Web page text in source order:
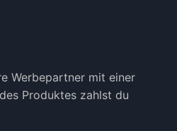
Werbepartner mit einer
Produktes zahlst du